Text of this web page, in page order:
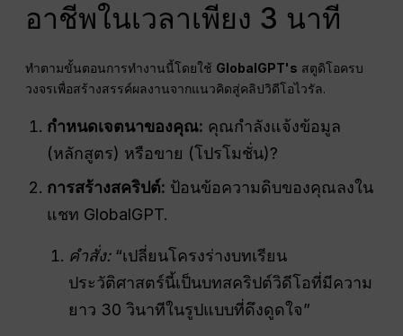
อาชีพในเวลาเพียง 3 นาที
ทำตามขั้นตอนการทำงานนี้โดยใช้ GlobalGPT's สตูดิโอครบ
วงจรเพื่อสร้างสรรค์ผลงานจากแนวคิดสู่คลิปวิดีโอไวรัล.
กำหนดเจตนาของคุณ: คุณกำลังแจ้งข้อมูล
(หลักสูตร) หรือขาย (โปรโมชั่น)?
การสร้างสคริปต์: ป้อนข้อความดิบของคุณลงใน
แชท GlobalGPT.
คำสั่ง:“เปลี่ยนโครงร่างบทเรียน
ประวัติศาสตร์นี้เป็นบทสคริปต์วิดีโอที่มีความ
ยาว 30 วินาทีในรูปแบบที่ดึงดูดใจ”